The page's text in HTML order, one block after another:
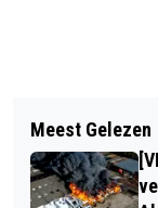
BLOEMEN
DODELIJK
FELLE
Meest Gelezen